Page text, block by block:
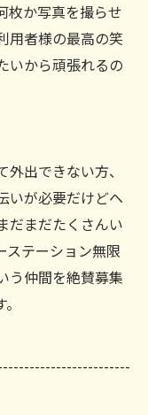
枚か写真を撮らせ
用者様の最高の笑
いから頑張れるの
出できない方、
いが必要だけどヘ
だまだたくさんい
ステーション無限
う仲間を絶賛募集